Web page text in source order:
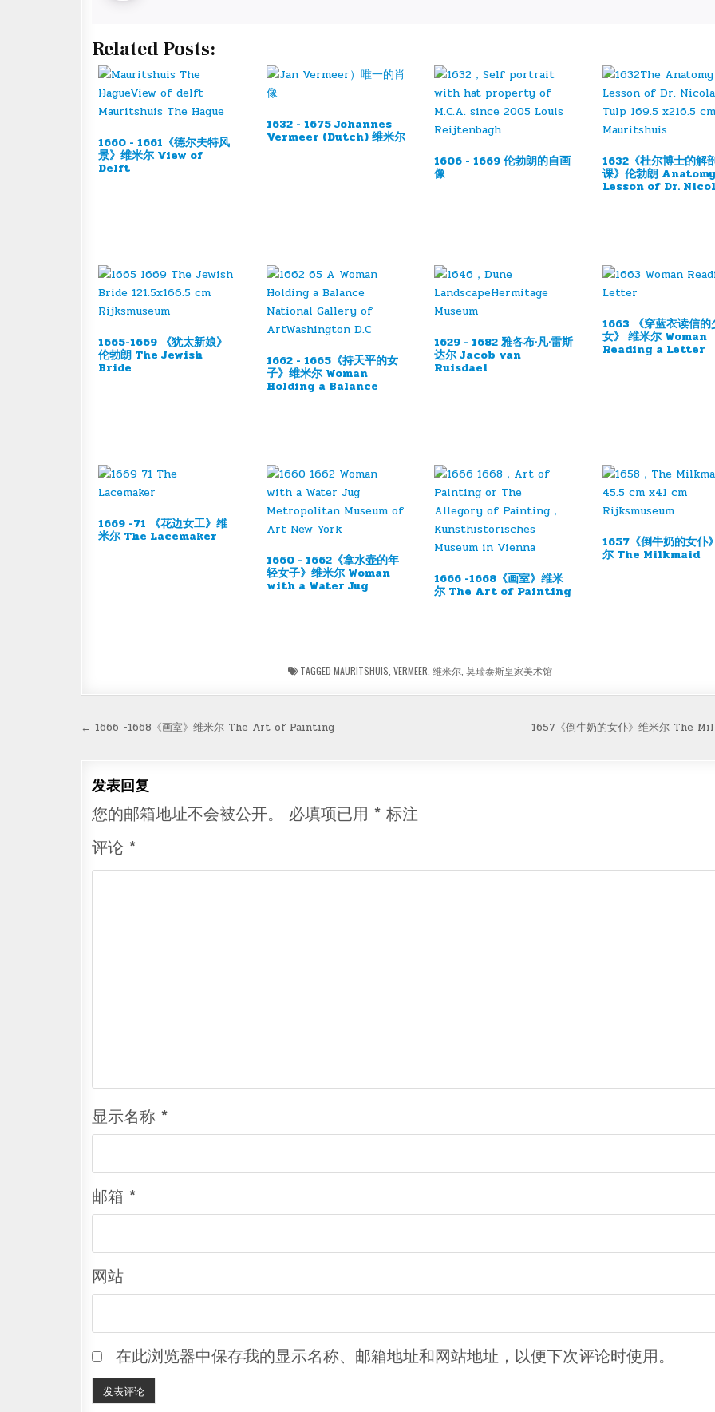
Related Posts:
1660 - 1661《德尔夫特风
景》维米尔 View of
Delft
1632 - 1675 Johannes
Vermeer (Dutch) 维米尔
1606 - 1669 伦勃朗的自画
像
1632《杜尔博士的解
课》伦勃朗
Lesson of Dr.
1665-1669 《犹太新娘》
伦勃朗 The Jewish
Bride 1662 - 1665《持天平的女
子》维米尔 Woman
Holding a Balance
1629 - 1682 雅各布·凡·雷斯
达尔 Jacob van
Ruisdael
1663 《穿蓝衣读信的
女》 维米尔 Woman
Reading a Letter
1669 -71 《花边女工》维
米尔 The Lacemaker
1660 - 1662《拿水壶的年
轻女子》维米尔 Woman
with a Water Jug 1666 -1668《画室》维米
尔 The Art of Painting
1657《倒牛奶的女仆
尔 The Milkmaid
TAGGED MAURITSHUIS VERMEER 维米尔, 莫瑞泰斯皇家美术馆
文
导
航
1657《倒牛奶的女仆》维米尔 The
← 1666 -1668《画室》维米尔 The Art of Painting
发表回复
您的邮箱地址不会被公开。 必填项已用 *标注
评论 *
显示名称 *
邮箱 *
网站
在此浏览器中保存我的显示名称、邮箱地址和网站地址，以便下次评论时使用。